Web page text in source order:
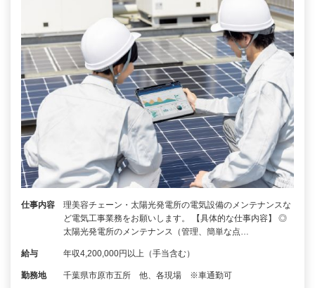
仕事内容
理美容チェーン・太陽光発電所の電気設備のメンテナンスな
ど電気工事業務をお願いします。 【具体的な仕事内容】 ◎
太陽光発電所のメンテナンス（管理、簡単な点…
給与 年収4,200,000円以上（手当含む）
勤務地 千葉県市原市五所 他、各現場 ※車通勤可